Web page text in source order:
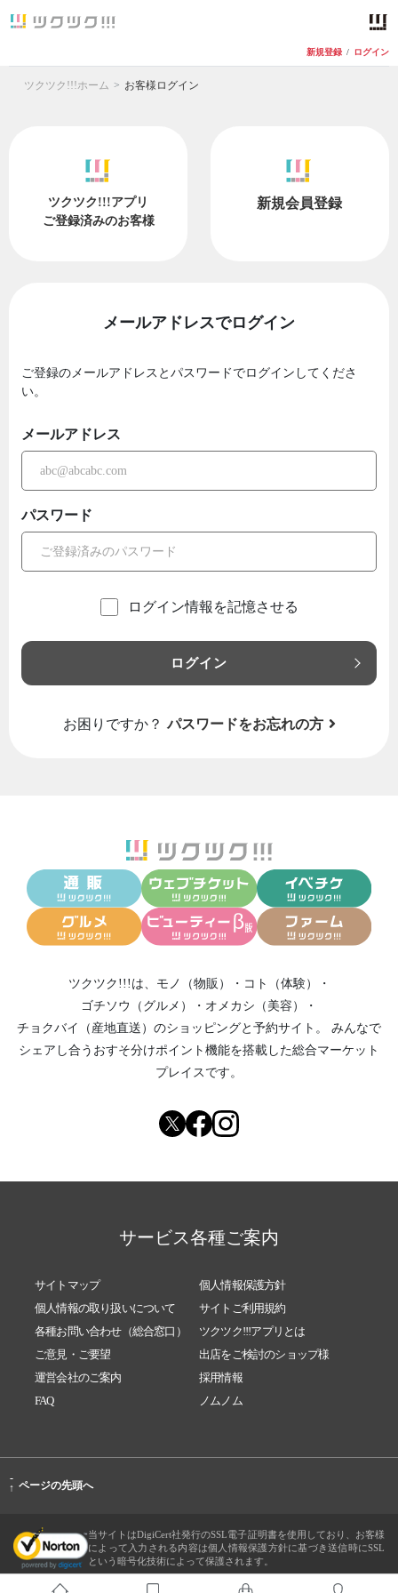
新規登録 / ログイン
ツクツク!!!ホーム お客様ログイン
ツクツク!!!アプリ
ご登録済みのお客様
新規会員登録
メールアドレスでログイン
ご登録のメールアドレスとパスワードでログインしてくださ
い。
メールアドレス
パスワード
ログイン情報を記憶させる
ログイン
お困りですか？ パスワードをお忘れの方
ツクツク!!!は、 モノ（物販） ・ コト（体験）
・
ゴチソウ（グルメ）
・ オメカシ（美容）
・
チョクバイ（産地直送） のショッピングと予約サイト。
みんなで
シェアし合う おすそ分けポイント機能を搭載した総合マーケット
プレイスです。
サービス各種ご案内
サイトマップ
個人情報保護方針
個人情報の取り扱いについて
サイトご利用規約
各種お問い合わせ（総合窓口）
ツクツク!!!アプリとは
ご意見・ご要望
出店をご検討のショップ様
運営会社のご案内
採用情報
FAQ
ノムノム
-
↑ ページの先頭へ
当サイトはDigiCert社発行のSSL電子証明書を使用しており、お客様
によって入力される内容は個人情報保護方針に基づき送信時にSSL
という暗号化技術によって保護されます。